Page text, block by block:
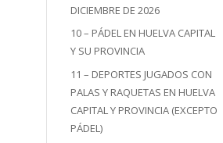
DICIEMBRE DE 2026
10 – PÁDEL EN HUELVA CAPITAL
Y SU PROVINCIA
11 – DEPORTES JUGADOS CON
PALAS Y RAQUETAS EN HUELVA
CAPITAL Y PROVINCIA (EXCEPTO
PÁDEL)